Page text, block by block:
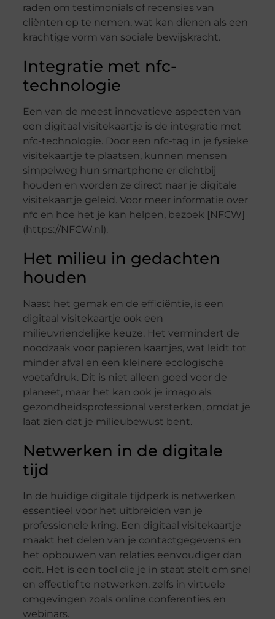
raden om testimonials of recensies van
cliënten op te nemen, wat kan dienen als een
krachtige vorm van sociale bewijskracht.
Integratie met nfc-
technologie
Een van de meest innovatieve aspecten van
een digitaal visitekaartje is de integratie met
nfc-technologie. Door een nfc-tag in je fysieke
visitekaartje te plaatsen, kunnen mensen
simpelweg hun smartphone er dichtbij
houden en worden ze direct naar je digitale
visitekaartje geleid. Voor meer informatie over
nfc en hoe het je kan helpen, bezoek [NFCW]
(https://NFCW.nl).
Het milieu in gedachten
houden
Naast het gemak en de efficiëntie, is een
digitaal visitekaartje ook een
milieuvriendelijke keuze. Het vermindert de
noodzaak voor papieren kaartjes, wat leidt tot
minder afval en een kleinere ecologische
voetafdruk. Dit is niet alleen goed voor de
planeet, maar het kan ook je imago als
gezondheidsprofessional versterken, omdat je
laat zien dat je milieubewust bent.
Netwerken in de digitale
tijd
In de huidige digitale tijdperk is netwerken
essentieel voor het uitbreiden van je
professionele kring. Een digitaal visitekaartje
maakt het delen van je contactgegevens en
het opbouwen van relaties eenvoudiger dan
ooit. Het is een tool die je in staat stelt om snel
en effectief te netwerken, zelfs in virtuele
omgevingen zoals online conferenties en
webinars.